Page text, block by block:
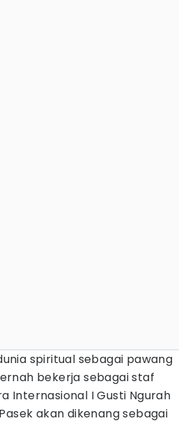
spiritual sebagai pawang
bekerja sebagai staf
Internasional I Gusti Ngurah
akan dikenang sebagai